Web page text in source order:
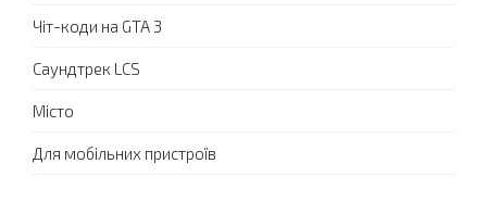
Чіт-коди на GTA 3
Саундтрек LCS
Місто
Для мобільних пристроїв